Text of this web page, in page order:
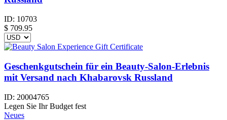
ID: 10703
$ 709.95
Geschenkgutschein für ein Beauty-Salon-Erlebnis
mit Versand nach Khabarovsk Russland
ID: 20004765
Legen Sie Ihr Budget fest
Neues